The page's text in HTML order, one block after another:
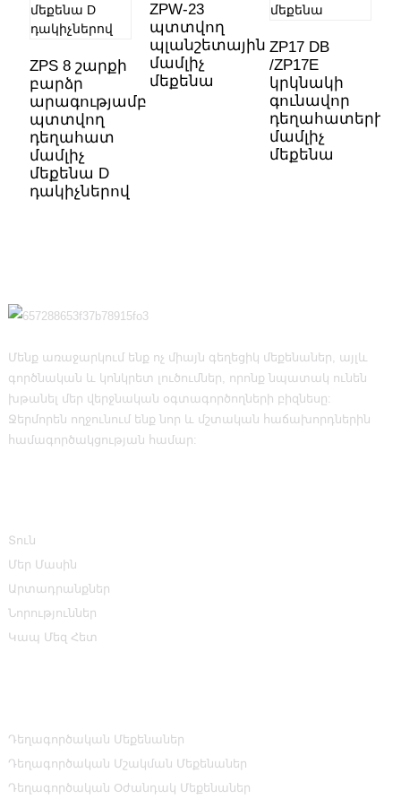
ZPS 8 շարքի
բարձր
արագությամբ
պտտվող
դեղահատ
մամլիչ
մեքենա D
դակիչներով
ZPW-23
պտտվող
պլանշետային
մամլիչ
մեքենա
ZP17 DB
/ZP17E
կրկնակի
գունավոր
դեղահատերի
մամլիչ
մեքենա
Մենք առաջարկում ենք ոչ միայն գեղեցիկ մեքենաներ, այլև
գործնական և կոնկրետ լուծումներ, որոնք նպատակ ունեն
խթանել մեր վերջնական օգտագործողների բիզնեսը:
Ջերմորեն ողջունում ենք նոր և մշտական ​​հաճախորդներին
համագործակցության համար:
Տուն
Մեր Մասին
Արտադրանքներ
Նորություններ
Կապ Մեզ Հետ
Դեղագործական Մեքենաներ
Դեղագործական Մշակման Մեքենաներ
Դեղագործական Օժանդակ Մեքենաներ